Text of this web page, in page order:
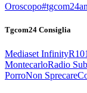
Oroscopo
Tgcom24 Consiglia
Mediaset InfinityR101
MontecarloRadio
PorroNon Sprecare